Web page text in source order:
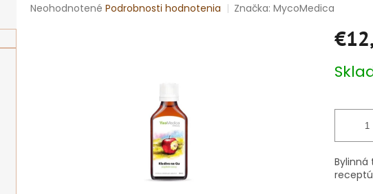
Priemerné
Neohodnotené Podrobnosti hodnotenia Značka:MycoMedica
cena: